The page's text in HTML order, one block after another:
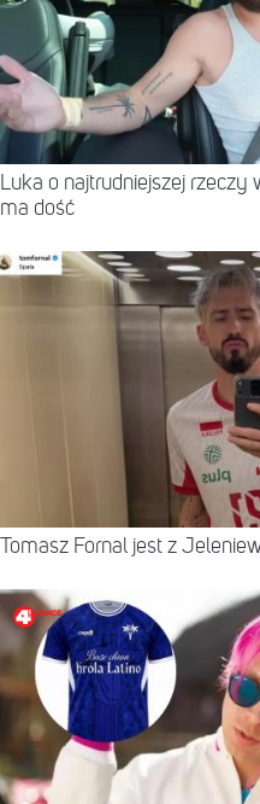
Luka o najtrudniejszej rzeczy
ma dość
Tomasz Fornal jest z